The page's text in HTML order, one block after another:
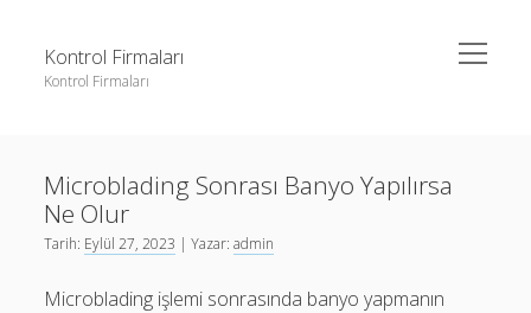
Kontrol Firmaları
Kontrol Firmaları
menüyü
aç
Liste
Sayfa Listesi
3 milyon takipçi ne kadar para alıyor
Microblading Sonrası Banyo Yapılırsa
Ne Olur
Tarih: Eylül 27, 2023 | Yazar:admin
Microblading işlemi sonrasında banyo yapmanın